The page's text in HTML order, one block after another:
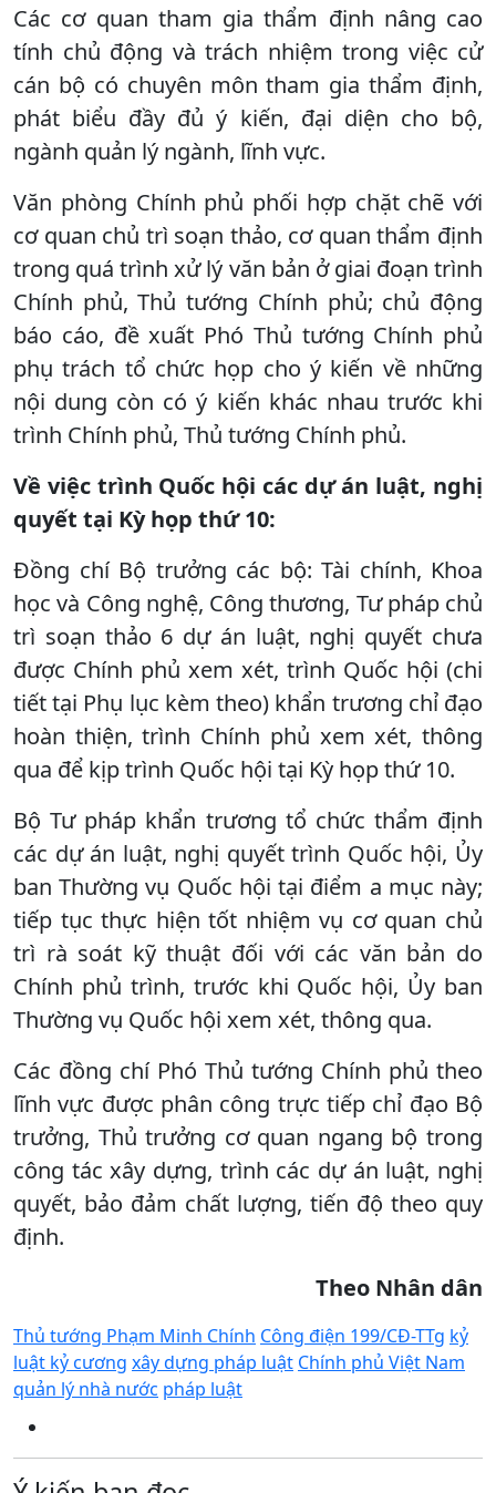
Các cơ quan tham gia thẩm định nâng cao
tính chủ động và trách nhiệm trong việc cử
cán bộ có chuyên môn tham gia thẩm định,
phát biểu đầy đủ ý kiến, đại diện cho bộ,
ngành quản lý ngành, lĩnh vực.
Văn phòng Chính phủ phối hợp chặt chẽ với
cơ quan chủ trì soạn thảo, cơ quan thẩm định
trong quá trình xử lý văn bản ở giai đoạn trình
Chính phủ, Thủ tướng Chính phủ; chủ động
báo cáo, đề xuất Phó Thủ tướng Chính phủ
phụ trách tổ chức họp cho ý kiến về những
nội dung còn có ý kiến khác nhau trước khi
trình Chính phủ, Thủ tướng Chính phủ.
Về việc trình Quốc hội các dự án luật, nghị
quyết tại Kỳ họp thứ 10:
Đồng chí Bộ trưởng các bộ: Tài chính, Khoa
học và Công nghệ, Công thương, Tư pháp chủ
trì soạn thảo 6 dự án luật, nghị quyết chưa
được Chính phủ xem xét, trình Quốc hội (chi
tiết tại Phụ lục kèm theo) khẩn trương chỉ đạo
hoàn thiện, trình Chính phủ xem xét, thông
qua để kịp trình Quốc hội tại Kỳ họp thứ 10.
Bộ Tư pháp khẩn trương tổ chức thẩm định
các dự án luật, nghị quyết trình Quốc hội, Ủy
ban Thường vụ Quốc hội tại điểm a mục này;
tiếp tục thực hiện tốt nhiệm vụ cơ quan chủ
trì rà soát kỹ thuật đối với các văn bản do
Chính phủ trình, trước khi Quốc hội, Ủy ban
Thường vụ Quốc hội xem xét, thông qua.
Các đồng chí Phó Thủ tướng Chính phủ theo
lĩnh vực được phân công trực tiếp chỉ đạo Bộ
trưởng, Thủ trưởng cơ quan ngang bộ trong
công tác xây dựng, trình các dự án luật, nghị
quyết, bảo đảm chất lượng, tiến độ theo quy
định.
Theo Nhân dân
Thủ tướng Phạm Minh Chính Công điện 199/CĐ-TTg kỷ
luật kỷ cương xây dựng pháp luật Chính phủ Việt Nam
quản lý nhà nước pháp luật